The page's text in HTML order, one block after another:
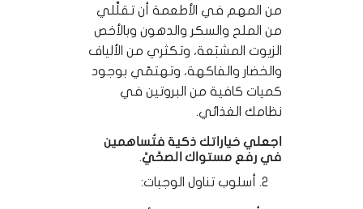
من المهم في الأطعمة أن تقلِّلي
من الملح والسكر والدهون وبالأخص
الزيوت المشبَعة، وتكثري من الألياف
والخضار والفاكهة، وتهتمّي بوجود
كميات كافية من البروتين في
نظامك الغذائي.
اجعلي خياراتك ذكية فتُساهمين
في رفع مستواك الصحِّيِّ.
أسلوب تناول الوجبات: